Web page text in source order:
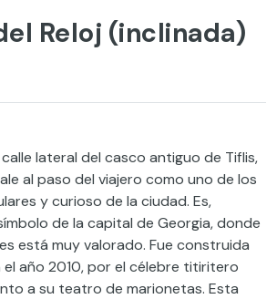
Reloj (inclinada)
lateral del casco antiguo de Tiflis,
al paso del viajero como uno de los
y curioso de la ciudad. Es,
de la capital de Georgia, donde
está muy valorado. Fue construida
año 2010, por el célebre titiritero
a su teatro de marionetas. Esta